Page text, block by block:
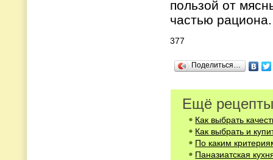
пользой от
частью рациона.
377
Поделиться…
Ещё
Как выбрать
Как выбрать и
По каким
Паназиатская